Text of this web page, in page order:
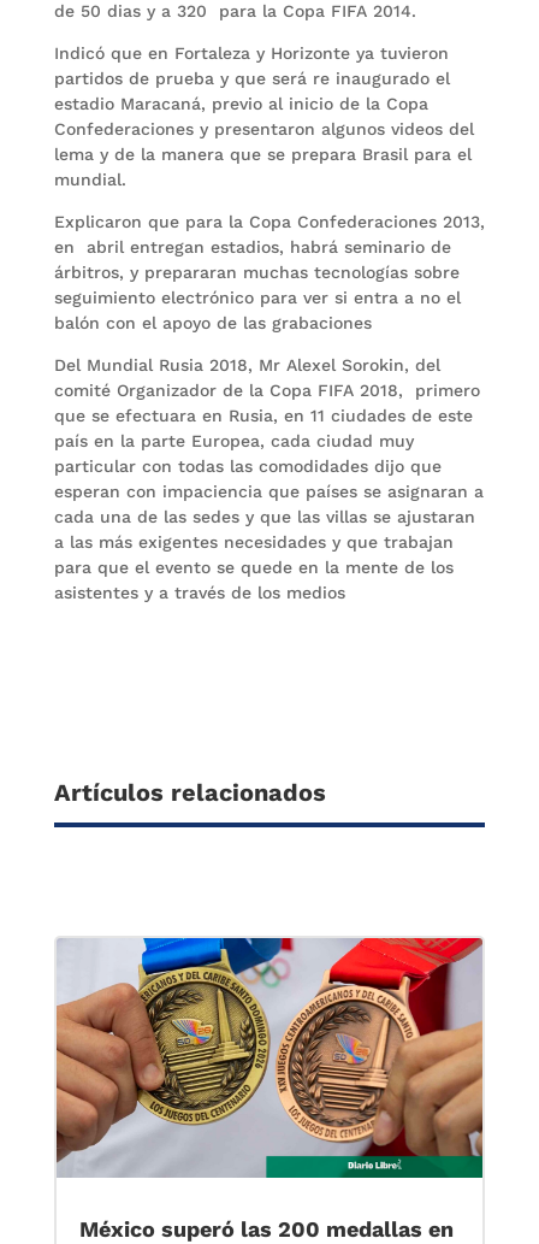
de 50 dias y a 320 para la Copa FIFA 2014.
Indicó que en Fortaleza y Horizonte ya tuvieron
partidos de prueba y que será re inaugurado el
estadio Maracaná, previo al inicio de la Copa
Confederaciones y presentaron algunos videos del
lema y de la manera que se prepara Brasil para el
mundial.
Explicaron que para la Copa Confederaciones 2013,
en abril entregan estadios, habrá seminario de
árbitros, y prepararan muchas tecnologías sobre
seguimiento electrónico para ver si entra a no el
balón con el apoyo de las grabaciones
Del Mundial Rusia 2018, Mr Alexel Sorokin, del
comité Organizador de la Copa FIFA 2018, primero
que se efectuara en Rusia, en 11 ciudades de este
país en la parte Europea, cada ciudad muy
particular con todas las comodidades dijo que
esperan con impaciencia que países se asignaran a
cada una de las sedes y que las villas se ajustaran
a las más exigentes necesidades y que trabajan
para que el evento se quede en la mente de los
asistentes y a través de los medios
Artículos relacionados
México superó las 200 medallas en